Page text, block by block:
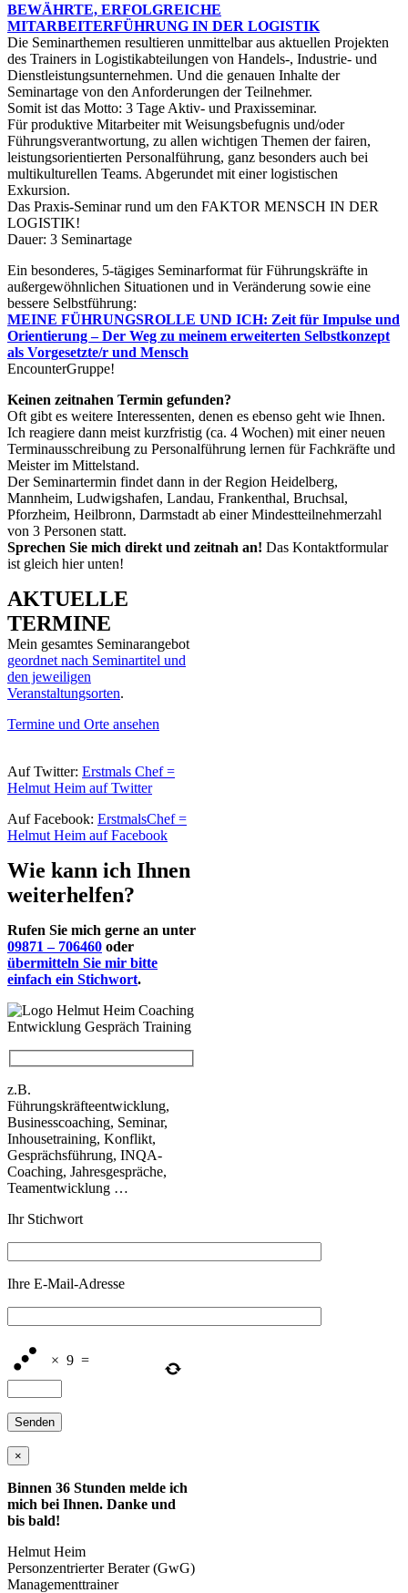
BEWÄHRTE, ERFOLGREICHE
MITARBEITERFÜHRUNG IN DER LOGISTIK
Die Seminarthemen resultieren unmittelbar aus aktuellen Projekten
des Trainers in Logistikabteilungen von Handels-, Industrie- und
Dienstleistungsunternehmen. Und die genauen Inhalte der
Seminartage von den Anforderungen der Teilnehmer.
Somit ist das Motto: 3 Tage Aktiv- und Praxisseminar.
Für produktive Mitarbeiter mit Weisungsbefugnis und/oder
Führungsverantwortung, zu allen wichtigen Themen der fairen,
leistungsorientierten Personalführung, ganz besonders auch bei
multikulturellen Teams. Abgerundet mit einer logistischen
Exkursion.
Das Praxis-Seminar rund um den FAKTOR MENSCH IN DER
LOGISTIK!
Dauer: 3 Seminartage
Ein besonderes, 5-tägiges Seminarformat für Führungskräfte in
außergewöhnlichen Situationen und in Veränderung sowie eine
bessere Selbstführung:
MEINE FÜHRUNGSROLLE UND ICH: Zeit für Impulse und
Orientierung – Der Weg zu meinem erweiterten Selbstkonzept
als Vorgesetzte/r und Mensch
EncounterGruppe!
Keinen zeitnahen Termin gefunden?
Oft gibt es weitere Interessenten, denen es ebenso geht wie Ihnen.
Ich reagiere dann meist kurzfristig (ca. 4 Wochen) mit einer neuen
Terminausschreibung zu Personalführung lernen für Fachkräfte und
Meister im Mittelstand.
Der Seminartermin findet dann in der Region Heidelberg,
Mannheim, Ludwigshafen, Landau, Frankenthal, Bruchsal,
Pforzheim, Heilbronn, Darmstadt ab einer Mindestteilnehmerzahl
von 3 Personen statt.
Sprechen Sie mich direkt und zeitnah an! Das Kontaktformular
ist gleich hier unten!
AKTUELLE
TERMINE
Mein gesamtes Seminarangebot
geordnet nach Seminartitel und
den jeweiligen
Veranstaltungsorten.
Termine und Orte ansehen
Auf Twitter: Erstmals Chef =
Helmut Heim auf Twitter
Auf Facebook: ErstmalsChef =
Helmut Heim auf Facebook
Wie kann ich Ihnen
weiterhelfen?
Rufen Sie mich gerne an unter
09871 – 706460 oder
übermitteln Sie mir bitte
einfach ein Stichwort.
z.B.
Führungskräfteentwicklung,
Businesscoaching, Seminar,
Inhousetraining, Konflikt,
Gesprächsführung, INQA-
Coaching, Jahresgespräche,
Teamentwicklung …
Ihr Stichwort
Ihre E-Mail-Adresse
× 9 =
×
Binnen 36 Stunden melde ich
mich bei Ihnen. Danke und
bis bald!
Helmut Heim
Personzentrierter Berater (GwG)
Managementtrainer